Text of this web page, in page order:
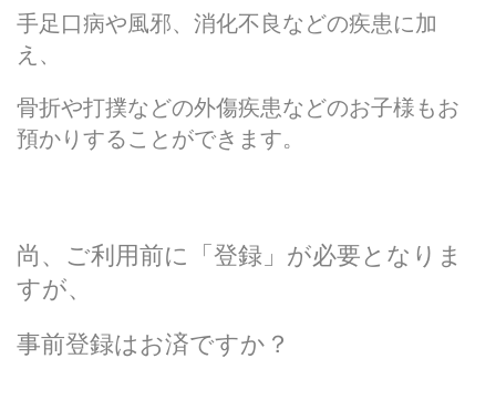
手足口病や風邪、 消化不良などの疾患に加
え、
骨折や打撲などの外傷疾患などのお子様もお
預かりすることができます。
尚、ご利用前に「登録」が必要となりま
すが、
事前登録はお済ですか？